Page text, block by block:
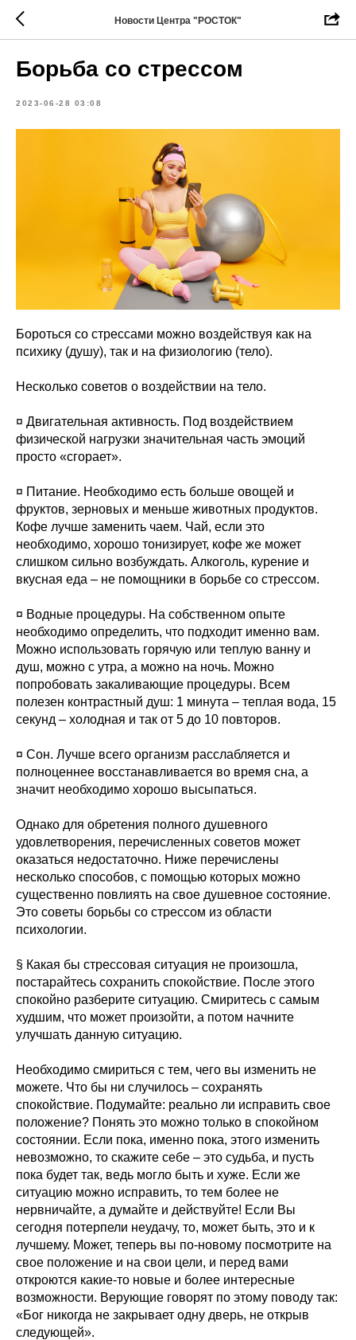
Новости Центра "РОСТОК"
Борьба со стрессом
2023-06-28 03:08
Бороться со стрессами можно воздействуя как на
психику (душу), так и на физиологию (тело).
Несколько советов о воздействии на тело.
¤ Двигательная активность. Под воздействием
физической нагрузки значительная часть эмоций
просто «сгорает».
¤ Питание. Необходимо есть больше овощей и
фруктов, зерновых и меньше животных продуктов.
Кофе лучше заменить чаем. Чай, если это
необходимо, хорошо тонизирует, кофе же может
слишком сильно возбуждать. Алкоголь, курение и
вкусная еда – не помощники в борьбе со стрессом.
¤ Водные процедуры. На собственном опыте
необходимо определить, что подходит именно вам.
Можно использовать горячую или теплую ванну и
душ, можно с утра, а можно на ночь. Можно
попробовать закаливающие процедуры. Всем
полезен контрастный душ: 1 минута – теплая вода, 15
секунд – холодная и так от 5 до 10 повторов.
¤ Сон. Лучше всего организм расслабляется и
полноценнее восстанавливается во время сна, а
значит необходимо хорошо высыпаться.
Однако для обретения полного душевного
удовлетворения, перечисленных советов может
оказаться недостаточно. Ниже перечислены
несколько способов, с помощью которых можно
существенно повлиять на свое душевное состояние.
Это советы борьбы со стрессом из области
психологии.
§ Какая бы стрессовая ситуация не произошла,
постарайтесь сохранить спокойствие. После этого
спокойно разберите ситуацию. Смиритесь с самым
худшим, что может произойти, а потом начните
улучшать данную ситуацию.
Необходимо смириться с тем, чего вы изменить не
можете. Что бы ни случилось – сохранять
спокойствие. Подумайте: реально ли исправить свое
положение? Понять это можно только в спокойном
состоянии. Если пока, именно пока, этого изменить
невозможно, то скажите себе – это судьба, и пусть
пока будет так, ведь могло быть и хуже. Если же
ситуацию можно исправить, то тем более не
нервничайте, а думайте и действуйте! Если Вы
сегодня потерпели неудачу, то, может быть, это и к
лучшему. Может, теперь вы по-новому посмотрите на
свое положение и на свои цели, и перед вами
откроются какие-то новые и более интересные
возможности. Верующие говорят по этому поводу так:
«Бог никогда не закрывает одну дверь, не открыв
следующей».